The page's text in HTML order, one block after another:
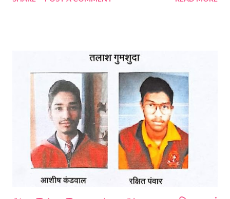
मुताबिक कोटी कालोनी स्थिति घाट के पास बच्चों की स्कूल बैग, यूनिफॉर्म और जूते
जा रही थी, जिसमें एक बच्चे का शव आज टिहरी बांध की झील में कोटी कॉलोनी घाट के
पास मिल गया है। एसडीआरएफ डीप डाइविंग टीम ने लापता हुए दो में से एक बच्चे के शव
को टिहरी झील से बरामद कर लिया है. हालांकि, अभी भी एक बच्चा लापता है जिसकी
तलाश पुलिस और एसडीआरएफ की टीम मुस्तैद...